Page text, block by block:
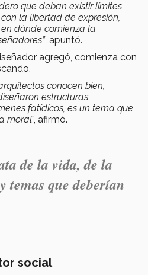
que deban existir límites
la libertad de expresión,
dónde comienza la
, apuntó.
agregó, comienza con
conocen bien,
estructuras
fatídicos, es un tema que
moral”, afirmó.
de la vida, de la
temas que deberían
social